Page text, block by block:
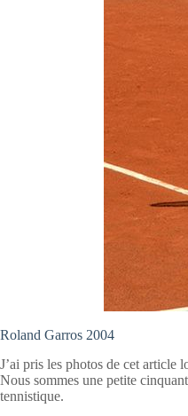
Roland Garros 2004
J’ai pris les photos de cet article
Nous sommes une petite
tennistique.